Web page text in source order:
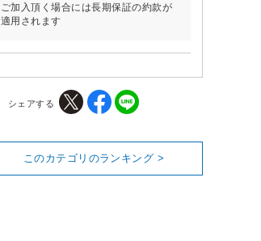
ご加入頂く場合には長期保証の約款が
適用されます
シェアする
このカテゴリのランキング >